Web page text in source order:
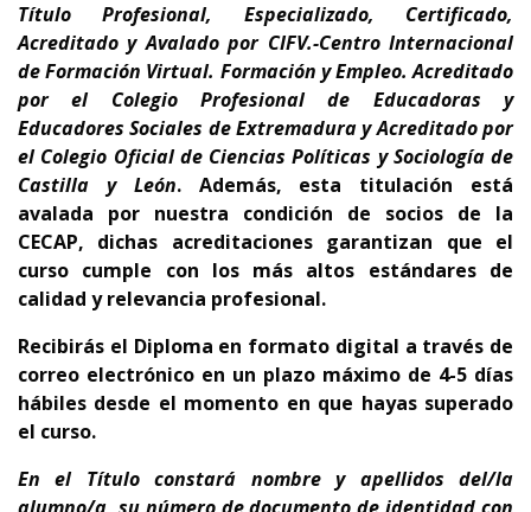
Título Profesional, Especializado, Certificado,
Acreditado y Avalado por CIFV.-Centro Internacional
de Formación Virtual. Formación y Empleo.Acreditado
por el Colegio Profesional de Educadoras y
Educadores Sociales de Extremadura yAcreditado por
el Colegio Oficial de Ciencias Políticas y Sociología de
Castilla y León. Además, esta titulación está
avalada por nuestra condición de socios de la
CECAP, dichas acreditaciones garantizan que el
curso cumple con los más altos estándares de
calidad y relevancia profesional.
Recibirás el Diploma en formato digital a través de
correo electrónico en un plazo máximo de 4-5 días
hábiles desde el momento en que hayas superado
el curso.
En el Títuloconstará nombre y apellidos del/la